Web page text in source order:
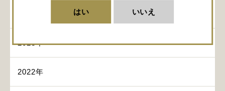
はい いいえ
2023年
2022年